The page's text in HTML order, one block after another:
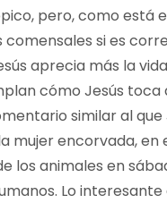
pero, como está
si es
aprecia más la
cómo Jesús toca
similar al
mujer encorvada,
los animales en
Lo